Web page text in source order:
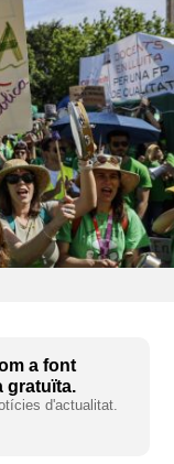
a font
gratuïta.
d'actualitat.